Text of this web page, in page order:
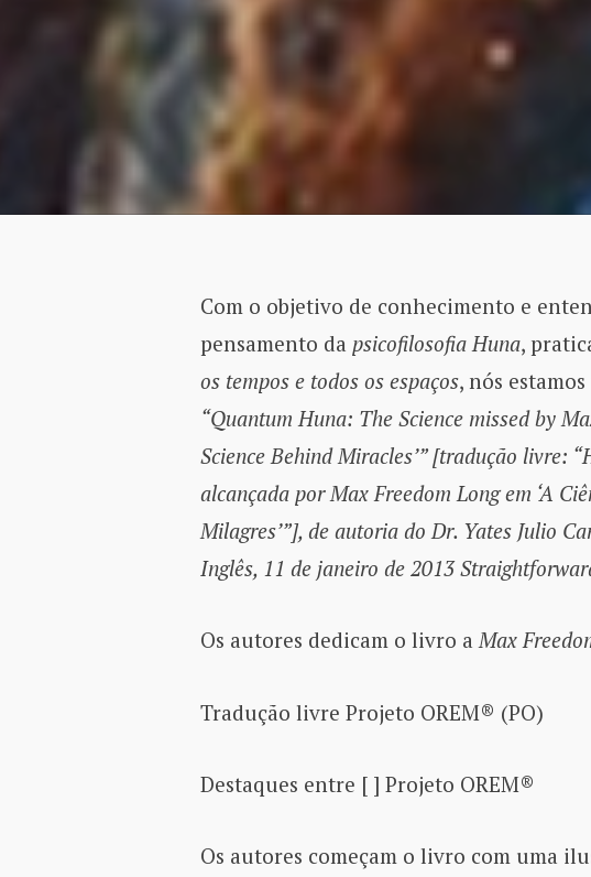
Com o objetivo de conhecimento e
pensamento da psicofilosofia Huna,
os tempos e todos os espaços, nós
“Quantum Huna: The Science missed by
Science Behind Miracles’” [tradução livre:
alcançada por Max Freedom Long em ‘A
Milagres’”], de autoria do Dr. Yates Julio
Inglês, 11 de janeiro de 2013
Os autores dedicam o livro aMax
Tradução livre Projeto OREM® (PO)
Destaques entre [ ] Projeto OREM®
Os autores começam o livro com uma